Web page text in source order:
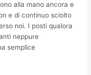
alla mano ancora e
e di continuo sciolto
noi. I posti qualora
neppure
semplice